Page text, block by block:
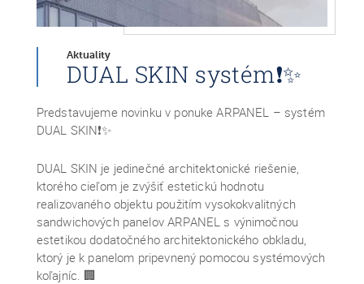
Aktuality
DUAL SKIN systém❗✨
Predstavujeme novinku v ponuke ARPANEL – systém
DUAL SKIN❗✨
DUAL SKIN je jedinečné architektonické riešenie,
ktorého cieľom je zvýšiť estetickú hodnotu
realizovaného objektu použitím vysokokvalitných
sandwichových panelov ARPANEL s výnimočnou
estetikou dodatočného architektonického obkladu,
ktorý je k panelom pripevnený pomocou systémových
koľajníc. 🏢